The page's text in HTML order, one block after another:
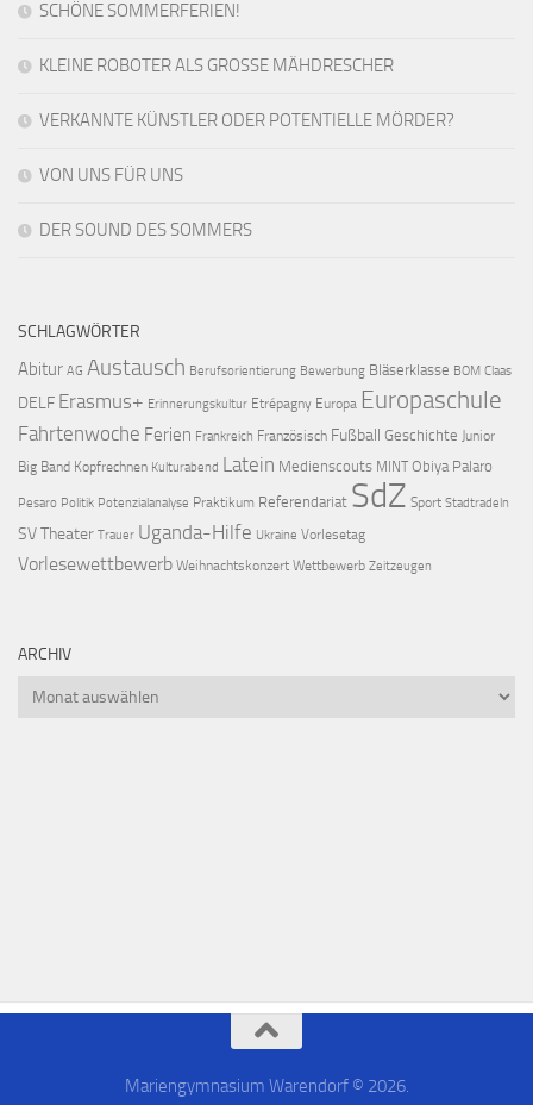
SCHÖNE SOMMERFERIEN!
KLEINE ROBOTER ALS GROSSE MÄHDRESCHER
VERKANNTE KÜNSTLER ODER POTENTIELLE MÖRDER?
VON UNS FÜR UNS
DER SOUND DES SOMMERS
SCHLAGWÖRTER
Abitur AG Austausch Berufsorientierung Bewerbung Bläserklasse BOM Claas
DELF Erasmus+ Erinnerungskultur Etrépagny Europa Europaschule
Fahrtenwoche Ferien Frankreich Französisch Fußball Geschichte Junior
Big Band Kopfrechnen Kulturabend Latein Medienscouts MINT Obiya Palaro
Pesaro Politik Potenzialanalyse Praktikum Referendariat SdZ Sport Stadtradeln
SVTheater Trauer Uganda-Hilfe Ukraine Vorlesetag
Vorlesewettbewerb Weihnachtskonzert Wettbewerb Zeitzeugen
ARCHIV
Mariengymnasium Warendorf © 2026.